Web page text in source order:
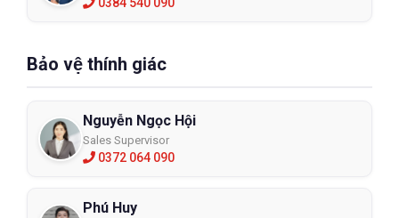
0384 540 090
Bảo vệ thính giác
Nguyễn Ngọc Hội
Sales Supervisor
0372 064 090
Phú Huy